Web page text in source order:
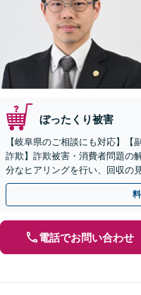
ぼったくり被害
【岐阜県のご相談にも対応】【
詐欺】詐欺被害・消費者問題の
分なヒアリングを行い、回収の
ます。一人で悩まずにご相談を
電話でお問い合わせ